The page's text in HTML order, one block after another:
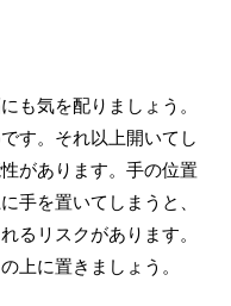
も気を配りましょう。
す。それ以上開いてし
があります。手の位置
手を置いてしまうと、
るリスクがあります。
上に置きましょう。